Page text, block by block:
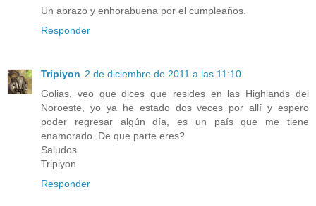
Un abrazo y enhorabuena por el cumpleaños.
Responder
Tripiyon 2 de diciembre de 2011 a las 11:10
Golias, veo que dices que resides en las Highlands del
Noroeste, yo ya he estado dos veces por allí y espero
poder regresar algún día, es un país que me tiene
enamorado. De que parte eres?
Saludos
Tripiyon
Responder